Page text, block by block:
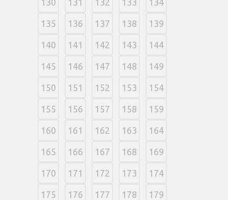
135 136 137 138 139
140 141 142 143 144
145 146 147 148 149
150 151 152 153 154
155 156 157 158 159
160 161 162 163 164
165 166 167 168 169
170 171 172 173 174
175 176 177 178 179